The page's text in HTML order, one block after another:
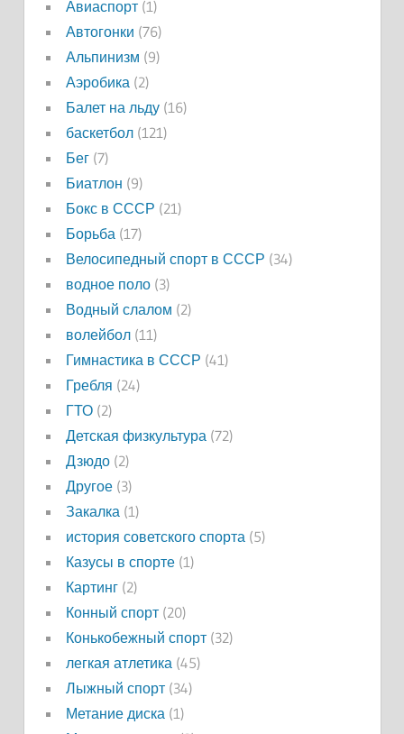
Авиаспорт(1)
Автогонки (76)
Альпинизм (9)
Аэробика (2)
Балет на льду(16)
баскетбол(121)
Бег(7)
Биатлон (9)
Бокс в СССР (21)
Борьба (17)
Велосипедный спорт в СССР (34)
водное поло(3)
Водный слалом (2)
волейбол(11)
Гимнастика в СССР (41)
Гребля (24)
ГТО(2)
Детская физкультура (72)
Дзюдо(2)
Другое(3)
Закалка (1)
история советского спорта (5)
Казусы в спорте(1)
Картинг(2)
Конный спорт(20)
Конькобежный спорт(32)
легкая атлетика (45)
Лыжный спорт(34)
Метание диска (1)